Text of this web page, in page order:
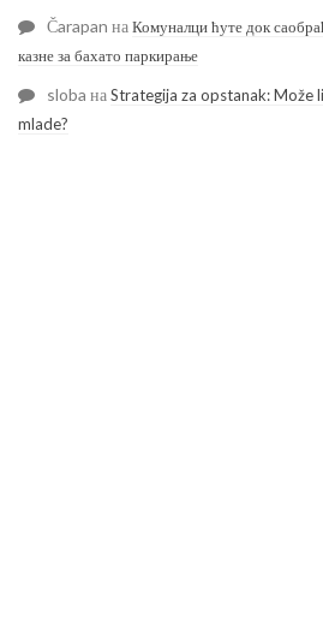
Čarapan наКомуналци ћуте док
казне за бахато паркирање
sloba наStrategija za opstanak: Može
mlade?